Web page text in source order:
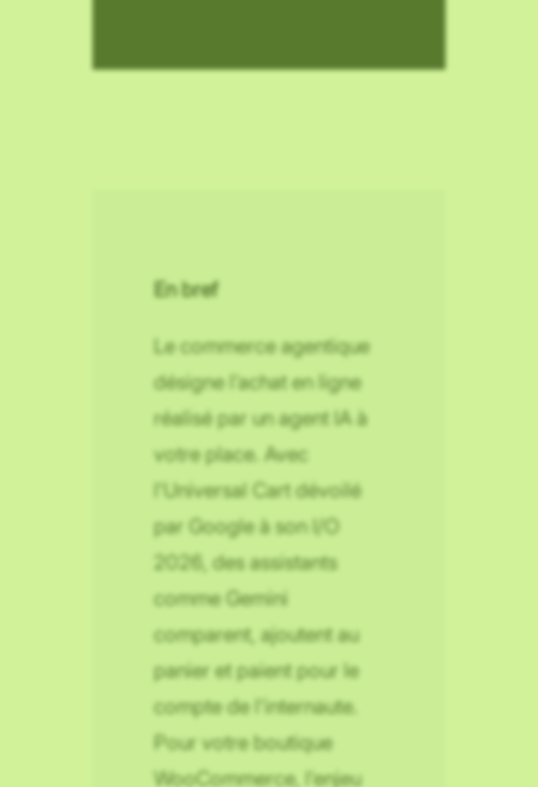
En bref
Le commerce agentique
désigne l’achat en ligne
réalisé par un agent IA à
votre place. Avec
l’Universal Cart dévoilé
par Google à son I/O
2026, des assistants
comme Gemini
comparent, ajoutent au
panier et paient pour le
compte de l’internaute.
Pour votre boutique
WooCommerce, l’enjeu